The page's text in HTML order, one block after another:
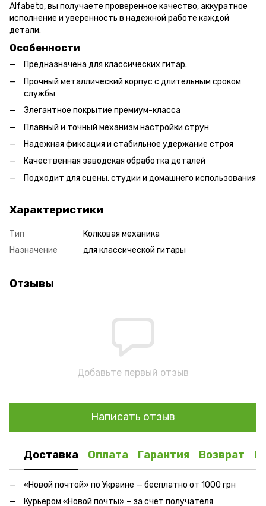
Alfabeto, вы получаете проверенное качество, аккуратное
исполнение и уверенность в надежной работе каждой
детали.
Особенности
Предназначена для классических гитар.
Прочный металлический корпус с длительным сроком
службы
Элегантное покрытие премиум-класса
Плавный и точный механизм настройки струн
Надежная фиксация и стабильное удержание строя
Качественная заводская обработка деталей
Подходит для сцены, студии и домашнего использования
Характеристики
Тип
Колковая механика
Назначение
для классической гитары
Отзывы
Добавьте первый отзыв
Написать отзыв
Доставка Оплата Гарантия Возврат
«Новой почтой» по Украине — бесплатно от 1000 грн
Курьером «Новой почты» – за счет получателя